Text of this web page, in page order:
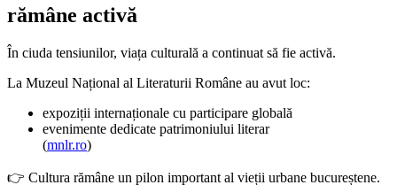
rămâne activă
În ciuda tensiunilor, viața culturală a continuat să fie activă.
La Muzeul Național al Literaturii Române au avut loc:
expoziții internaționale cu participare globală
evenimente dedicate patrimoniului literar
(mnlr.ro)
👉 Cultura rămâne un pilon important al vieții urbane bucureștene.